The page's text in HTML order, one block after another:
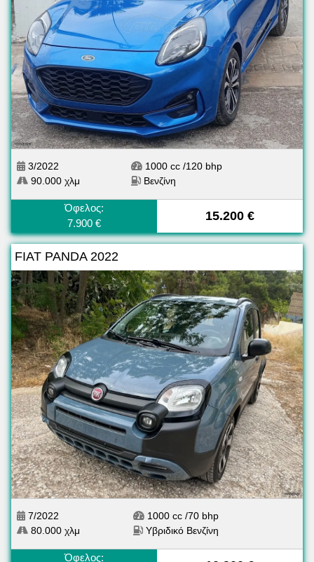
3/2022
90.000 χλμ
1000 cc /120 bhp
Βενζίνη
Όφελος:
7.900 €
15.200 €
FIAT PANDA 2022
7/2022
80.000 χλμ
1000 cc /70 bhp
Υβριδικό Βενζίνη
Όφελος: